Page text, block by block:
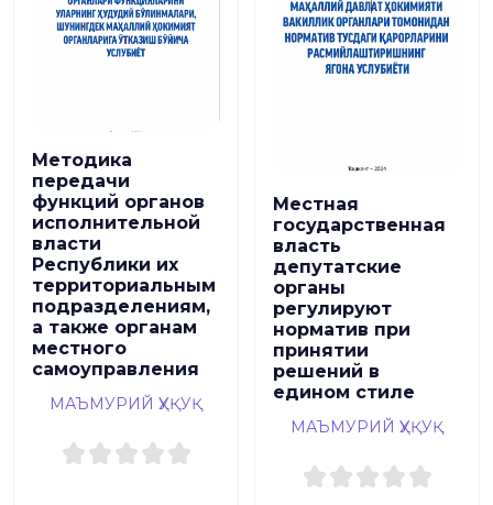
Методика
передачи
функций органов
исполнительной
власти
Республики их
территориальным
подразделениям,
а также органам
местного
самоуправления
МАЪМУРИЙ ҲУҚУҚ
Местная
государственная
власть
депутатские
органы
регулируют
норматив при
принятии
решений в
едином стиле
МАЪМУРИЙ ҲУҚУҚ